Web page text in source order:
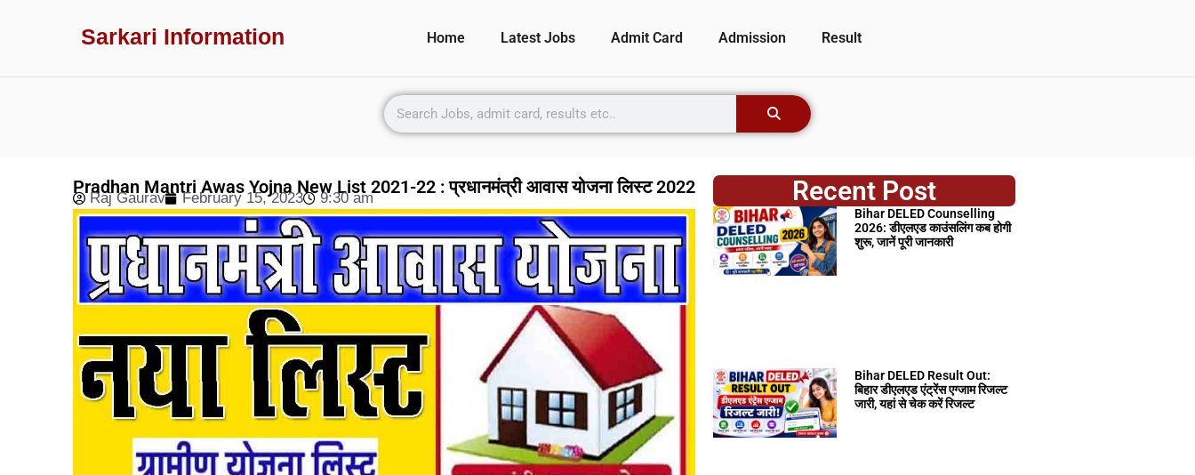
Sarkari Information Home Latest Jobs Admit Card Admission Result
Pradhan Mantri Awas Yojna New List 2021-22 : प्रधानमंत्री आवास योजना लिस्ट 2022
Raj Gaurav February 15, 2023 9:30 am Recent Post
Bihar DELED Counselling
2026: डीएलएड काउंसलिंग कब होगी
शुरू, जानें पूरी जानकारी
Bihar DELED Result Out:
बिहार डीएलएड एंट्रेंस एग्जाम रिजल्ट
जारी, यहां से चेक करें रिजल्ट